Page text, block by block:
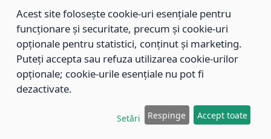
Municipal Braşov situat în str. Dimitrie Anghel nr. 19.
564/29.11.2013
Titlu: Completarea şi modificarea H.C.L. nr. 446/2013,
care s-a aprobat studiul de fundamentare pentru
Acest site folosește cookie-uri esențiale pentru
funcționare și securitate, precum și cookie-uri
opționale pentru statistici, conținut și marketing.
Puteți accepta sau refuza utilizarea cookie-urilor
opționale; cookie-urile esențiale nu pot fi
dezactivate.
Setări Respinge Accept toate